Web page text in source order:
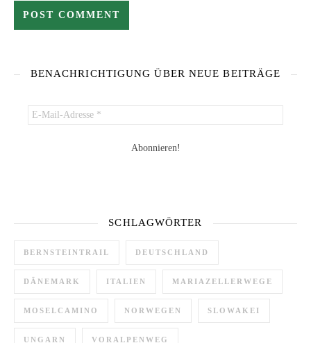
BENACHRICHTIGUNG ÜBER NEUE BEITRÄGE
SCHLAGWÖRTER
BERNSTEINTRAIL DEUTSCHLAND
DÄNEMARK ITALIEN MARIAZELLERWEGE
MOSELCAMINO NORWEGEN SLOWAKEI
UNGARN VORALPENWEG